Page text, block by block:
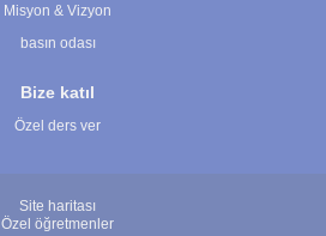
Misyon & Vizyon
basın odası
Bize katıl
Özel ders ver
Site haritası
Özel öğretmenler